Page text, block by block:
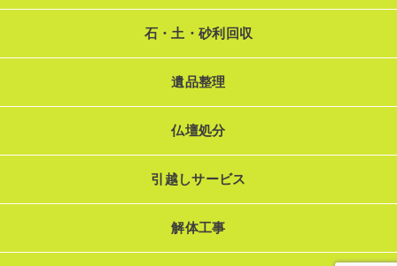
石・土・砂利回収
遺品整理
仏壇処分
引越しサービス
解体工事